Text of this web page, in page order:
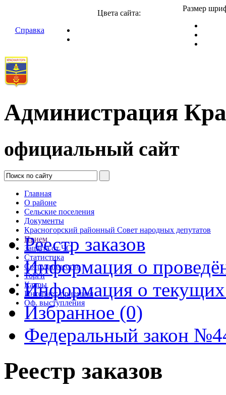
Справка
Цвета сайта:
Размер
Администрация
официальный сайт
Главная
О районе
Сельские поселения
Документы
Красногорский районный Совет народных депутатов
Прием
Защита от ЧС
Статистика
Сотрудничество
Торги
Кадры
Интернет-приемная
Оф. выступления
Реестр заказов
Информация о
Информация о текущих
Избранное (0)
Федеральный закон
Реестр заказов